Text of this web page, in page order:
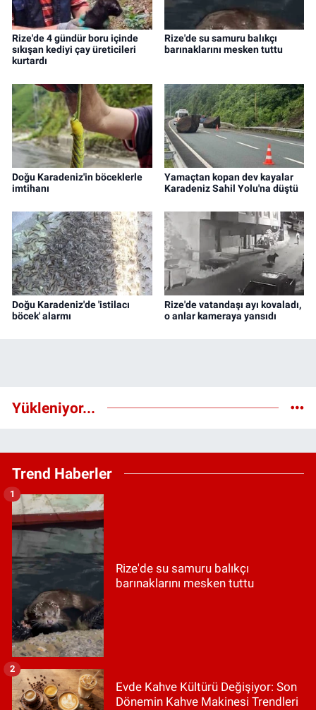
Rize'de 4 gündür boru içinde
sıkışan kediyi çay üreticileri
kurtardı
Rize'de su samuru balıkçı
barınaklarını mesken tuttu
Doğu Karadeniz'in böceklerle
imtihanı
Yamaçtan kopan dev kayalar
Karadeniz Sahil Yolu'na düştü
Doğu Karadeniz'de 'istilacı
böcek' alarmı
Rize'de vatandaşı ayı kovaladı,
o anlar kameraya yansıdı
Yükleniyor...
Trend Haberler
Rize'de su samuru balıkçı
barınaklarını mesken tuttu
1
Evde Kahve Kültürü Değişiyor: Son
Dönemin Kahve Makinesi Trendleri
2